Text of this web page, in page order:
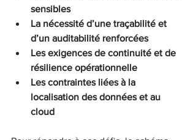
sensibles
La nécessité d’une traçabilité et
d’un auditabilité renforcées
Les exigences de continuité et de
résilience opérationnelle
Les contraintes liées à la
localisation des données et au
cloud